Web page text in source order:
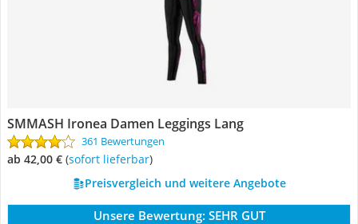
SMMASH Ironea Damen Leggings Lang
361 Bewertungen
ab 42,00 € ( Sofort lieferbar)
Preisvergleich und weitere Angebote
Unsere Bewertung: SEHR GUT